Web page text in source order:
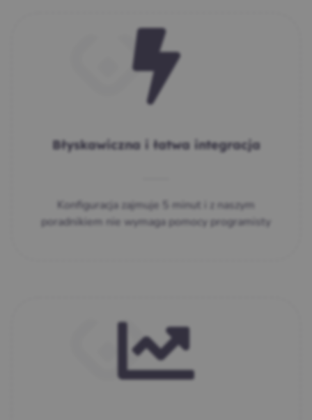
Błyskawiczna i łatwa integracja
Konfiguracja zajmuje 5 minut i z naszym
poradnikiem nie wymaga pomocy programisty